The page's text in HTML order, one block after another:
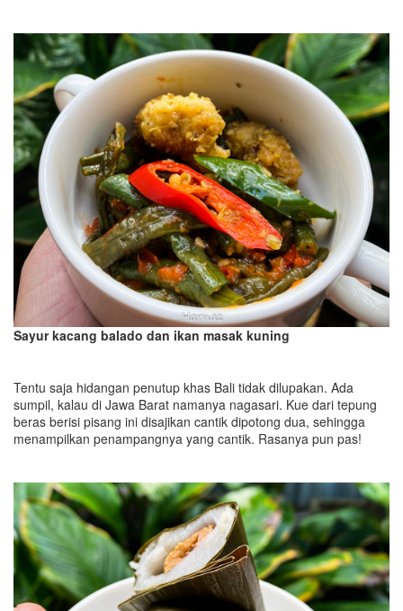
Sayur kacang balado dan ikan masak kuning
Tentu saja hidangan penutup khas Bali tidak dilupakan. Ada
sumpil, kalau di Jawa Barat namanya nagasari. Kue dari tepung
beras berisi pisang ini disajikan cantik dipotong dua, sehingga
menampilkan penampangnya yang cantik. Rasanya pun pas!